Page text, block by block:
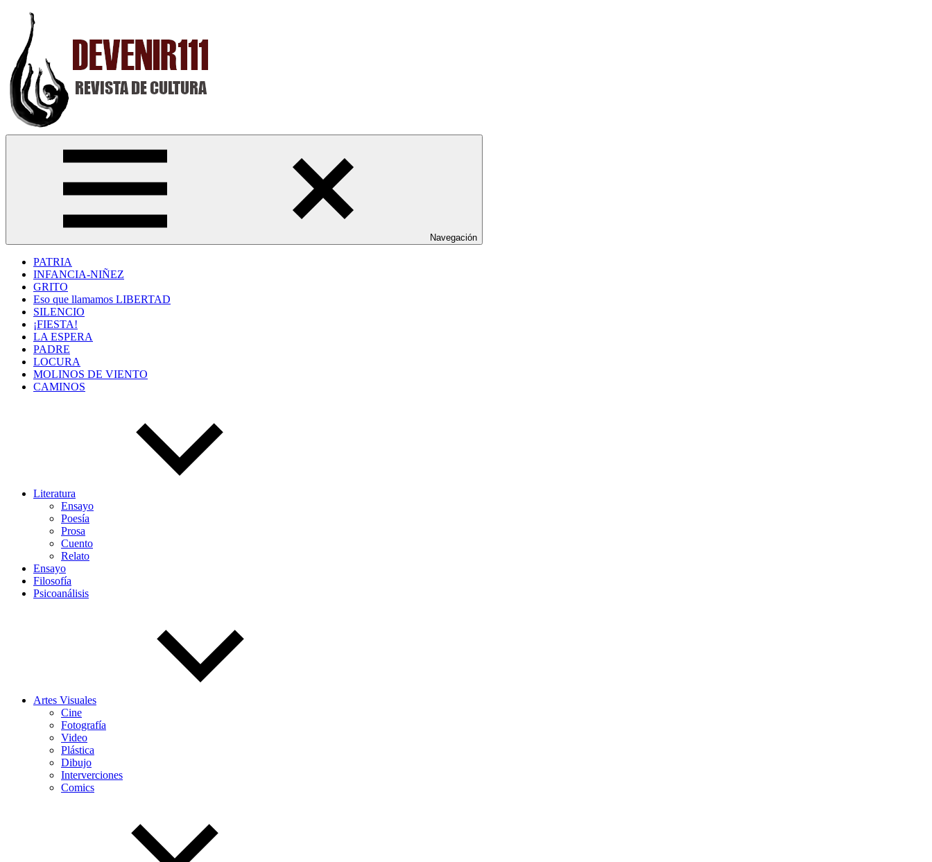
Saltar
contenido
Navegación
PATRIA
INFANCIA-NIÑEZ
GRITO
Eso que llamamos LIBERTAD
SILENCIO
¡FIESTA!
LA ESPERA
PADRE
LOCURA
MOLINOS DE VIENTO
CAMINOS
Literatura
Ensayo
Poesía
Prosa
Cuento
Relato
Ensayo
Filosofía
Psicoanálisis
Artes Visuales
Cine
Fotografía
Video
Plástica
Dibujo
Interverciones
Comics